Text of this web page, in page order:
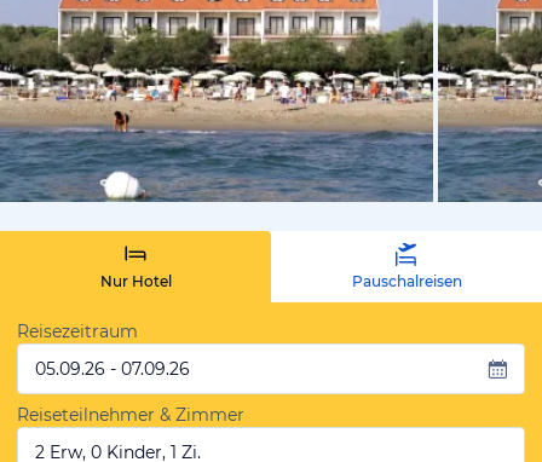
vom
Nur Hotel Pauschalreisen
Reisezeitraum
05.09.26 - 07.09.26
Reiseteilnehmer & Zimmer
2 Erw, 0 Kinder, 1 Zi.